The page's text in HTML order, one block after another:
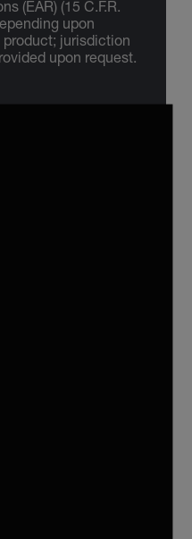
(EAR) (15 C.F.R.
upon
jurisdiction
upon request.